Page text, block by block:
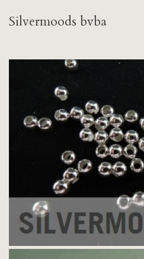
Silvermoods bvba